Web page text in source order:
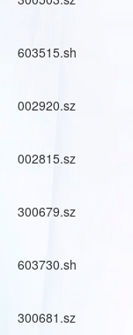
603515.sh
002920.sz
002815.sz
300679.sz
603730.sh
300681.sz